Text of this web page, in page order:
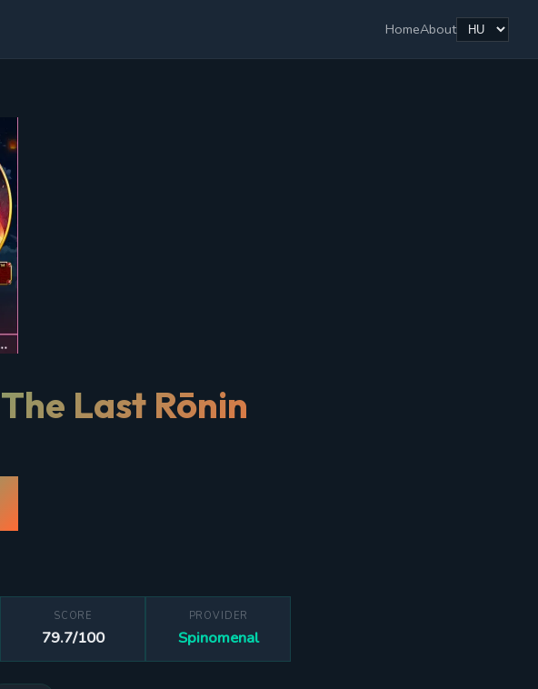
HomeAbout
Last Rōnin
SCORE
79.7/100
PROVIDER
Spinomenal